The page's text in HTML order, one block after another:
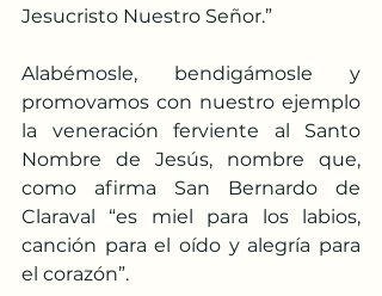
Jesucristo Nuestro Señor.”
Alabémosle, bendigámosle y
promovamos con nuestro ejemplo
la veneración ferviente al Santo
Nombre de Jesús, nombre que,
como afirma San Bernardo de
Claraval “es miel para los labios,
canción para el oído y alegría para
el corazón”.